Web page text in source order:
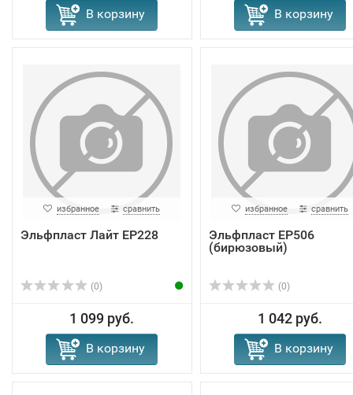
В корзину В корзину
избранное сравнить
Эльфпласт Лайт EP228
(0)
1 099 руб.
В корзину
избранное сравнить
Эльфпласт EP506
(бирюзовый)
(0)
1 042 руб.
В корзину